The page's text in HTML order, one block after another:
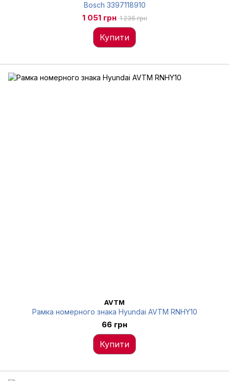
Bosch 3397118910
1 051 грн 1 236 грн
Купити
AVTM
Рамка номерного знака Hyundai AVTM RNHY10
66 грн
Купити